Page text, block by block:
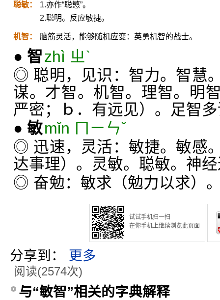
聪敏：
1.亦作“聪慜”。
2.聪明。反应敏捷。
机智： 脑筋灵活，能够随机应变：英勇机智的战士。
● 智zhì ㄓˋ
◎ 聪明，见识：智力。智慧
谋。才智。机智。理智。明
严密；ｂ．有远见）。足智
● 敏mǐn ㄇㄧㄣˇ
◎ 迅速，灵活：敏捷。敏感
达事理）。灵敏。聪敏。神
◎ 奋勉：敏求（勉力以求）
试试手机扫一扫
在你手机上继续浏览此页面
分享到： 更多
阅读(2574次)
与“敏智”相关的字典解释